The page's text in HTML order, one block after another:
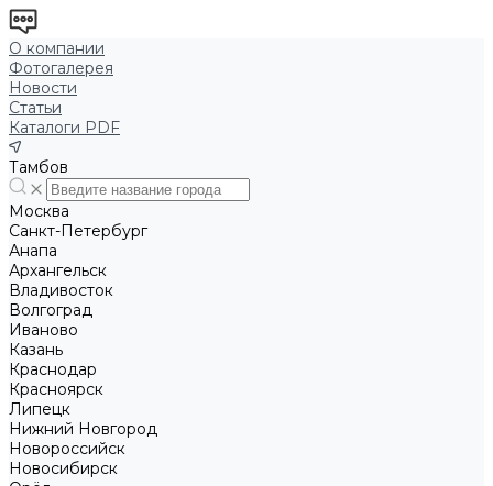
О компании
Фотогалерея
Новости
Статьи
Каталоги PDF
Тамбов
Москва
Санкт-Петербург
Анапа
Архангельск
Владивосток
Волгоград
Иваново
Казань
Краснодар
Красноярск
Липецк
Нижний Новгород
Новороссийск
Новосибирск